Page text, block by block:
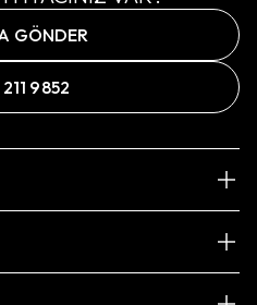
GÖNDER
9852